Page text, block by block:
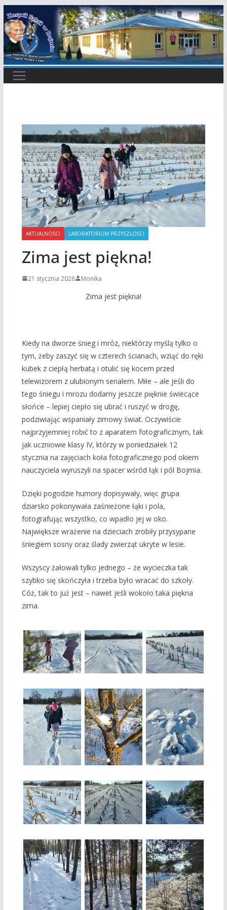
Przejdź
do
treści
AKTUALNOŚCI LABORATORIUM PRZYSZŁOŚCI
Zima jest piękna!
21 stycznia 2026 Monika
Zima jest piękna!
Kiedy na dworze śnieg i mróz, niektórzy myślą tylko o
tym, żeby zaszyć się w czterech ścianach, wziąć do ręki
kubek z ciepłą herbatą i otulić się kocem przed
telewizorem z ulubionym serialem. Miłe – ale jeśli do
tego śniegu i mrozu dodamy jeszcze pięknie świecące
słońce – lepiej ciepło się ubrać i ruszyć w drogę,
podziwiając wspaniały zimowy świat. Oczywiście
najprzyjemniej robić to z aparatem fotograficznym, tak
jak uczniowie klasy IV, którzy w poniedziałek 12
stycznia na zajęciach koła fotograficznego pod okiem
nauczyciela wyruszyli na spacer wśród łąk i pól Bojmia.
Dzięki pogodzie humory dopisywały, więc grupa
dziarsko pokonywała zaśnieżone łąki i pola,
fotografując wszystko, co wpadło jej w oko.
Największe wrażenie na dzieciach zrobiły przysypane
śniegiem sosny oraz ślady zwierząt ukryte w lesie.
Wszyscy żałowali tylko jednego – że wycieczka tak
szybko się skończyła i trzeba było wracać do szkoły.
Cóż, tak to już jest – nawet jeśli wokoło taka piękna
zima.